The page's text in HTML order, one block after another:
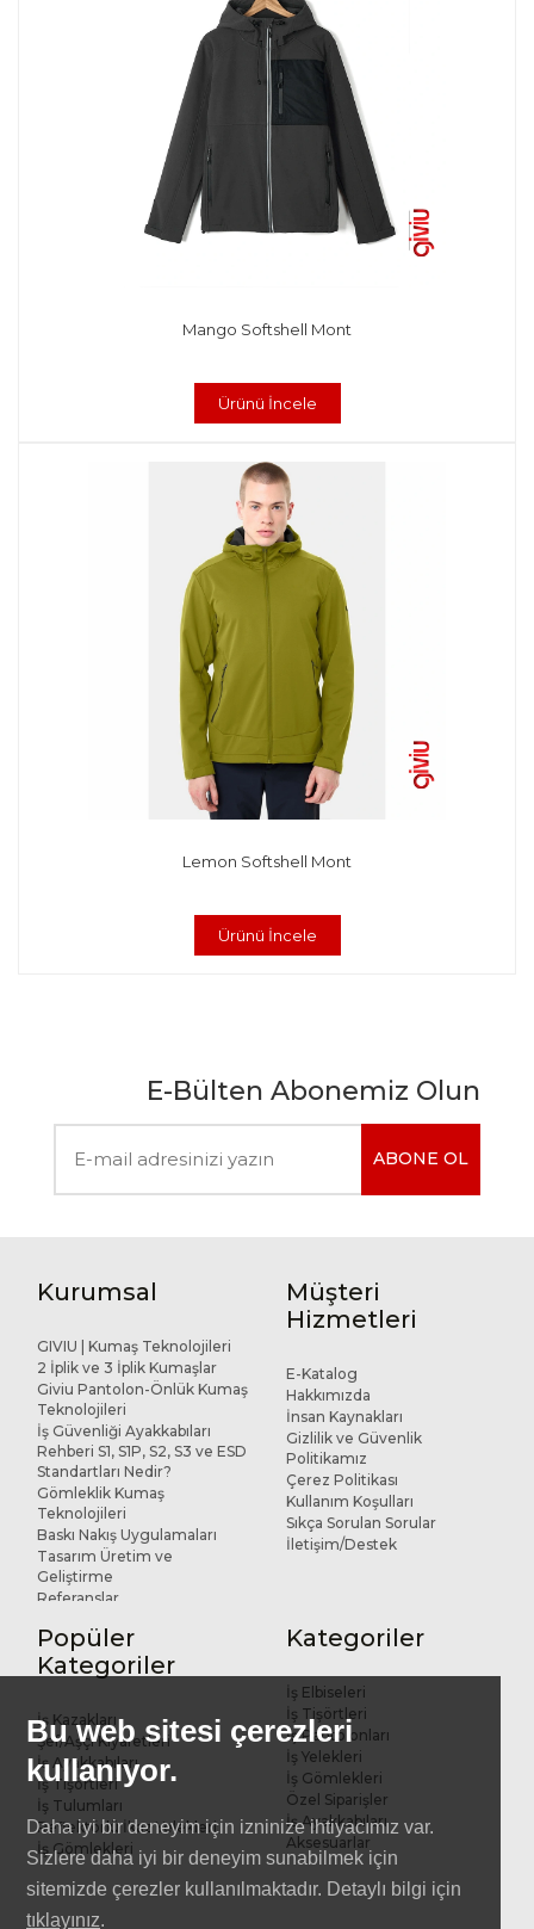
Mango Softshell Mont
Ürünü İncele
Lemon Softshell Mont
Ürünü İncele
E-Bülten Abonemiz Olun
ABONE OL
Kurumsal
GIVIU | Kumaş Teknolojileri
2 İplik ve 3 İplik Kumaşlar
Giviu Pantolon-Önlük Kumaş
Teknolojileri
İş Güvenliği Ayakkabıları
Rehberi S1, S1P, S2, S3 ve ESD
Standartları Nedir?
Gömleklik Kumaş
Teknolojileri
Baskı Nakış Uygulamaları
Tasarım Üretim ve
Geliştirme
Referanslar
Müşteri
Hizmetleri
E-Katalog
Hakkımızda
İnsan Kaynakları
Gizlilik ve Güvenlik
Politikamız
Çerez Politikası
Kullanım Koşulları
Sıkça Sorulan Sorular
İletişim/Destek
Popüler
Kategoriler
İş Kazakları
Şef/Aşçı Kıyafetleri
İş Ayakkabıları
İş Tişörtleri
İş Tulumları
Reflektörlü İkaz Yelekleri
İş Gömlekleri
Kategoriler
İş Elbiseleri
İş Tişörtleri
İş Pantolonları
İş Yelekleri
İş Gömlekleri
Özel Siparişler
İş Ayakkabıları
Aksesuarlar
Bu web sitesi çerezleri
kullanıyor.
Daha iyi bir deneyim için izninize ihtiyacımız var.
Sizlere daha iyi bir deneyim sunabilmek için
sitemizde çerezler kullanılmaktadır. Detaylı bilgi için
tıklayınız.